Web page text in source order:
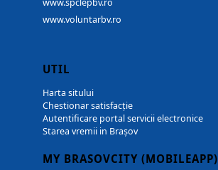
www.spclepbv.ro
www.voluntarbv.ro
UTIL
Harta sitului
Chestionar satisfacție
Autentificare portal servicii electronice
Starea vremii in Brașov
MY BRASOVCITY (MOBILEAPP)